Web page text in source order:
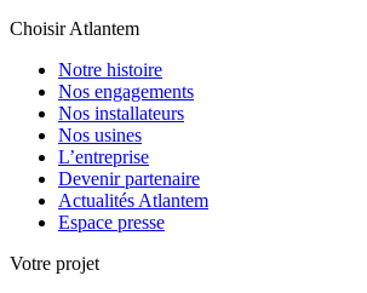
Choisir Atlantem
Notre histoire
Nos engagements
Nos installateurs
Nos usines
L’entreprise
Devenir partenaire
Actualités Atlantem
Espace presse
Votre projet